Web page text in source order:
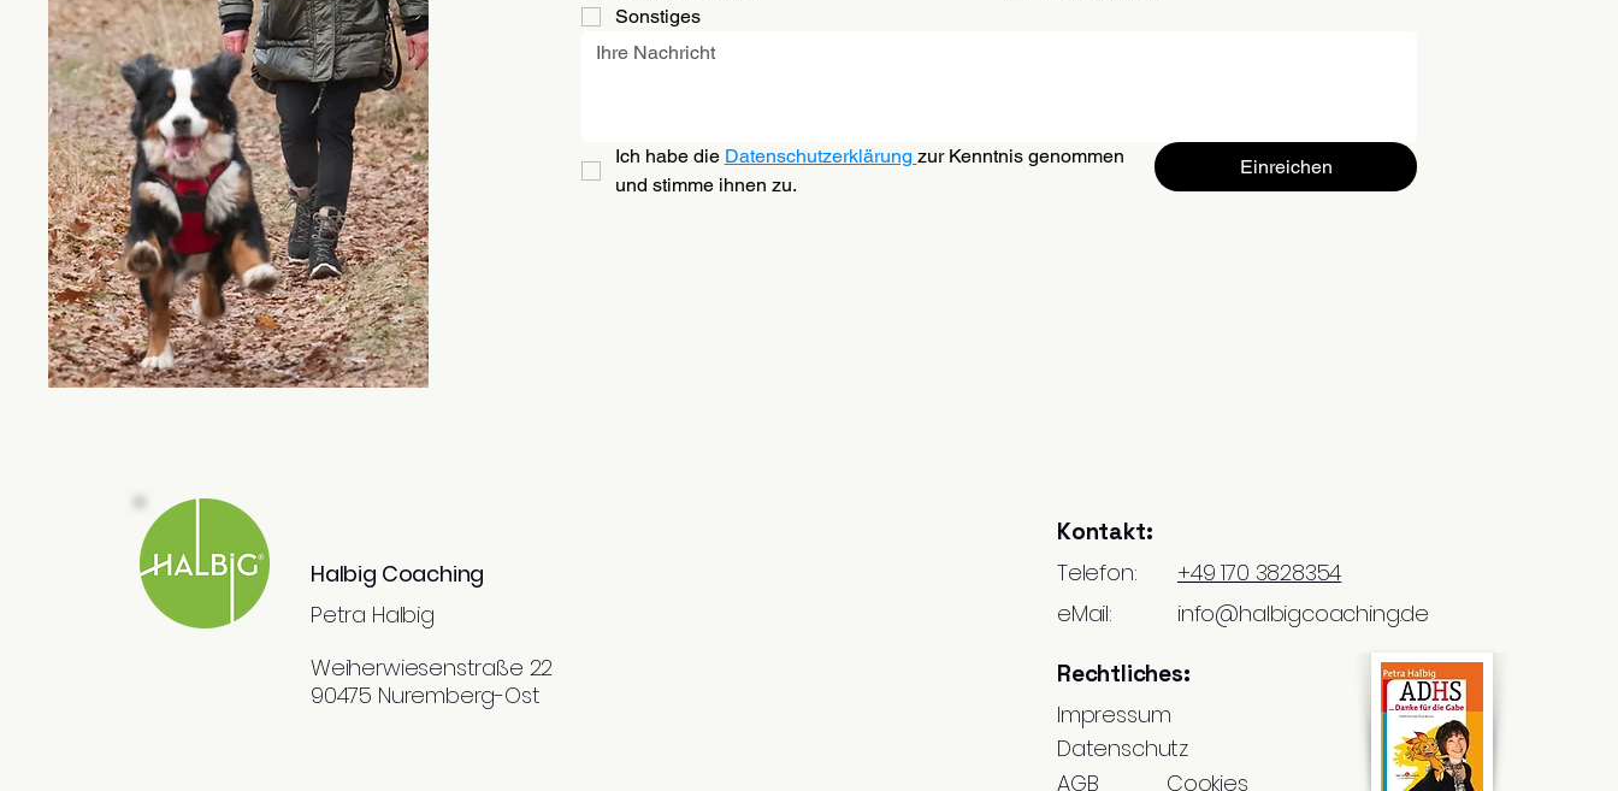
Sonstiges
Ich habe die Datenschutzerklärung zur Kenntnis genommen
und stimme ihnen zu.
Einreichen
Halbig Coaching
Petra Halbig
Weiherwiesenstraße 22
90475 Nuremberg-Ost
Kontakt:
Telefon:
eMail:
+49 170 3828354
info@halbigcoaching.de
Rechtliches:
Impressum
Datenschutz
AGB
Cookies